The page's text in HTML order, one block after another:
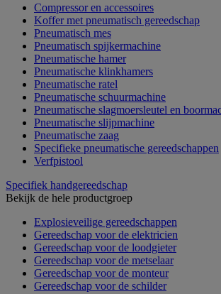
Compressor en accessoires
Koffer met pneumatisch gereedschap
Pneumatisch mes
Pneumatisch spijkermachine
Pneumatische hamer
Pneumatische klinkhamers
Pneumatische ratel
Pneumatische schuurmachine
Pneumatische slagmoersleutel en
Pneumatische slijpmachine
Pneumatische zaag
Specifieke pneumatische gereedschappen
Verfpistool
Specifiek handgereedschap
Bekijk de hele productgroep
Explosieveilige gereedschappen
Gereedschap voor de elektricien
Gereedschap voor de loodgieter
Gereedschap voor de metselaar
Gereedschap voor de monteur
Gereedschap voor de schilder